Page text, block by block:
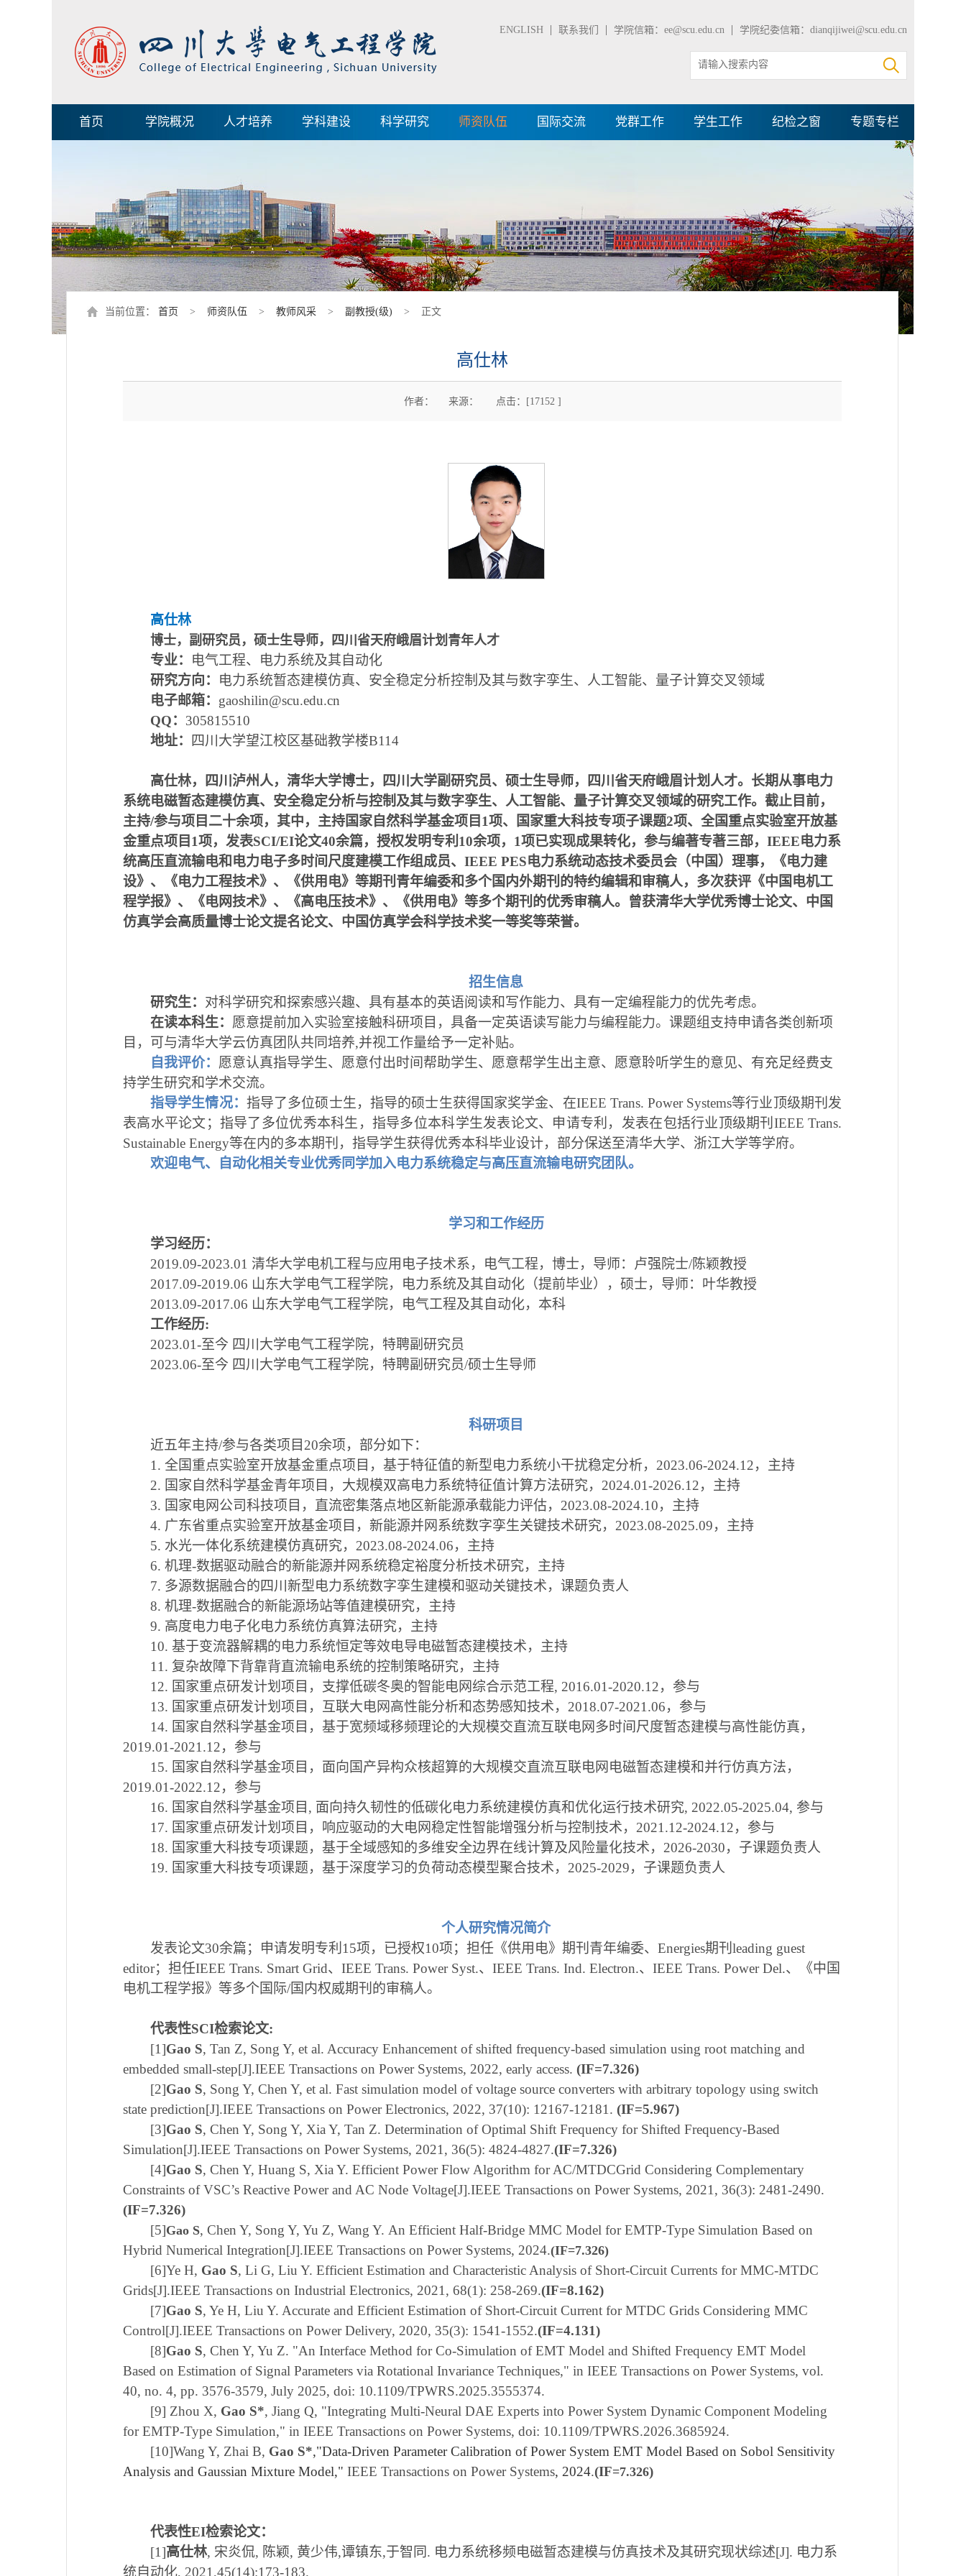
ENGLISH 联系我们 学院信箱：ee@scu.edu.cn 学院纪委信箱：dianqijiwei@scu.edu.cn
首页 学院概况 人才培养 学科建设 科学研究 师资队伍 国际交流 党群工作 学生工作 纪检之窗 专题专栏
当前位置： 首页 > 师资队伍 > 教师风采 > 副教授(级) > 正文
高仕林
作者： 来源： 点击：[17152 ]
高仕林
博士，副研究员，硕士生导师 ，四川省天府峨眉计划青年人才
专业： 电气工程、电力系统及其自动化
研究方向： 电力系统暂态建模仿真、安全稳定分析控制及其与数字孪生、人工智能、量子计算交叉领域
电子邮箱： gaoshilin@scu.edu.cn
QQ： 305815510
地址：
四川大学望江校区基础教学楼B114
高仕林，四川泸州人，清华大学博士，四川大学副研究员、硕士生导师，四川省天府峨眉计划人才。长期从事电力
系统电磁暂态建模仿真、安全稳定分析与控制及其与数字孪生、人工智能、量子计算交叉领域的研究工作。截止目前，
主持/参与项目二十余项，其中，主持国家自然科学基金项目1项、国家重大科技专项子课题2项、全国重点实验室开放基
金重点项目1项，发表SCI/EI论文40余篇，授权发明专利10余项，1项已实现成果转化，参与编著专著三部，IEEE电力系
统高压直流输电和电力电子多时间尺度建模工作组成员、IEEE PES电力系统动态技术委员会（中国）理事，《电力建
设》、《电力工程技术》、《供用电》等期刊青年编委和多个国内外期刊的特约编辑和审稿人，多次获评《中国电机工
程学报》、《电网技术》、《高电压技术》、《供用电》等多个期刊的优秀审稿人。曾获清华大学优秀博士论文、中国
仿真学会高质量博士论文提名论文、中国仿真学会科学技术奖一等奖等荣誉。
招生信息
研究生： 对科学研究和探索感兴趣、具有基本的英语阅读和写作能力、具有一定编程能力的优先考虑。
在读本科生： 愿意提前加入实验室接触科研项目，具备一定英语读写能力与编程能力。课题组支持申请各类创新项
目，可与清华大学云仿真团队共同培养,并视工作量给予一定补贴。
自我评价： 愿意认真指导学生、愿意付出时间帮助学生、愿意帮学生出主意、愿意聆听学生的意见、有充足经费支
持学生研究和学术交流。
指导学生情况： 指导了多位硕士生，指导的硕士生获得国家奖学金、在IEEE Trans. Power Systems等行业顶级期刊发
表高水平论文；指导了多位优秀本科生，指导多位本科学生发表论文、申请专利，发表在包括行业顶级期刊 IEEE Trans.
Sustainable Energy等在内的多本期刊 ，指导学生获得优秀本科毕业设计，部分保送至清华大学、浙江大学等学府。
欢迎电气、自动化相关专业优秀同学加入电力系统稳定与高压直流输电研究团队。
学习和工作经历
学习经历：
2019.09-2023.01 清华大学电机工程与应用电子技术系，电气工程，博士，导师：卢强院士/陈颖教授
2017.09-2019.06 山东大学电气工程学院，电力系统及其自动化（提前毕业），硕士，导师：叶华教授
2013.09-2017.06 山东大学电气工程学院，电气工程及其自动化，本科
工作经历:
2023.01-至今 四川大学电气工程学院，特聘副研究员
2023.06-至今 四川大学电气工程学院，特聘副研究员/硕士生导师
科研项目
近五年主持/参与各类项目20余项，部分如下：
1. 全国重点实验室开放基金重点项目，基于特征值的新型电力系统小干扰稳定分析，2023.06-2024.12，主持
2. 国家自然科学基金青年项目，大规模双高电力系统特征值计算方法研究，2024.01-2026.12，主持
3. 国家电网公司科技项目，直流密集落点地区新能源承载能力评估，2023.08-2024.10，主持
4. 广东省重点实验室开放基金项目，新能源并网系统数字孪生关键技术研究，2023.08-2025.09，主持
5. 水光一体化系统建模仿真研究，2023.08-2024.06，主持
6. 机理-数据驱动融合的新能源并网系统稳定裕度分析技术研究，主持
7. 多源数据融合的四川新型电力系统数字孪生建模和驱动关键技术，课题负责人
8. 机理-数据融合的新能源场站等值建模研究，主持
9. 高度电力电子化电力系统仿真算法研究，主持
10. 基于变流器解耦的电力系统恒定等效电导电磁暂态建模技术，主持
11. 复杂故障下背靠背直流输电系统的控制策略研究，主持
12. 国家重点研发计划 项目， 支撑低碳冬奥的智能电网综合示范工程, 2016.01-2020.12，参与
13. 国家重点研发计划项目，互联大电网高性能分析和态势感知技术，2018.07-2021.06，参与
14. 国家自然科学基金项目，基于宽频域移频理论的大规模交直流互联电网多时间尺度暂态建模与高性能仿真，
2019.01-2021.12，参与
15. 国家自然科学基金项目，面向国产异构众核超算的大规模交直流互联电网电磁暂态建模和并行仿真方法，
2019.01-2022.12，参与
16. 国家自然科学基金项目, 面向持久韧性的低碳化电力系统建模仿真和优化运行技术研究, 2022.05-2025.04, 参与
17. 国家重点研发计划项目，响应驱动的大电网稳定性智能增强分析与控制技术，2021.12-2024.12，参与
18. 国家重大科技专项课题，基于全域感知的多维安全边界在线计算及风险量化技术， 2026-2030，子课题负责人
19. 国家重大科技专项课题，基于深度学习的负荷动态模型聚合技术， 2025-2029，子课题负责人
个人研究情况简介
发表论文30余篇；申请发明专利15项，已授权10项；担任《供用电》期刊青年编委、Energies期刊leading guest
editor；担任IEEE Trans. Smart Grid、 IEEE Trans. Power Syst.、IEEE Trans. Ind. Electron.、IEEE Trans. Power Del.、《中国
电机工程学报》等多个国际/国内权威期刊的审稿人。
代表性SCI检索论文:
[1]Gao S, Tan Z, Song Y, et al. Accuracy Enhancement of shifted frequency-based simulation using root matching and
embedded small-step[J].IEEE Transactions on Power Systems, 2022, early access. (IF=7.326)
[2]Gao S, Song Y, Chen Y, et al. Fast simulation model of voltage source converters with arbitrary topology using switch
state prediction[J].IEEE Transactions on Power Electronics, 2022, 37(10): 12167-12181. (IF=5.967)
[3]Gao S, Chen Y, Song Y, Xia Y, Tan Z. Determination of Optimal Shift Frequency for Shifted Frequency-Based
Simulation[J].IEEE Transactions on Power Systems, 2021, 36(5): 4824-4827.(IF=7.326)
[4]Gao S, Chen Y, Huang S, Xia Y. Efficient Power Flow Algorithm for AC/MTDCGrid Considering Complementary
Constraints of VSC’s Reactive Power and AC Node Voltage[J].IEEE Transactions on Power Systems, 2021, 36(3): 2481-2490.
(IF=7.326)
[5]Gao S, Chen Y, Song Y, Yu Z, Wang Y. An Efficient Half-Bridge MMC Model for EMTP-Type Simulation Based on
Hybrid Numerical Integration[J].IEEE Transactions on Power Systems, 2024.(IF=7.326)
[6]Ye H, Gao S, Li G, Liu Y. Efficient Estimation and Characteristic Analysis of Short-Circuit Currents for MMC-MTDC
Grids[J].IEEE Transactions on Industrial Electronics, 2021, 68(1): 258-269.(IF=8.162)
[7]Gao S, Ye H, Liu Y. Accurate and Efficient Estimation of Short-Circuit Current for MTDC Grids Considering MMC
Control[J].IEEE Transactions on Power Delivery, 2020, 35(3): 1541-1552.(IF=4.131)
[8]Gao S, Chen Y, Yu Z. "An Interface Method for Co-Simulation of EMT Model and Shifted Frequency EMT Model
Based on Estimation of Signal Parameters via Rotational Invariance Techniques," in IEEE Transactions on Power Systems, vol.
40, no. 4, pp. 3576-3579, July 2025, doi: 10.1109/TPWRS.2025.3555374.
[9] Zhou X, Gao S*, Jiang Q, "Integrating Multi-Neural DAE Experts into Power System Dynamic Component Modeling
for EMTP-Type Simulation," in IEEE Transactions on Power Systems, doi: 10.1109/TPWRS.2026.3685924.
[10]Wang Y, Zhai B, Gao S*,"Data-Driven Parameter Calibration of Power System EMT Model Based on Sobol Sensitivity
Analysis and Gaussian Mixture Model," IEEE Transactions on Power Systems, 2024.(IF=7.326)
代表性EI检索论文：
[1]高仕林, 宋炎侃, 陈颖, 黄少伟,谭镇东,于智同. 电力系统移频电磁暂态建模与仿真技术及其研究现状综述[J]. 电力系
统自动化, 2021,45(14):173-183.